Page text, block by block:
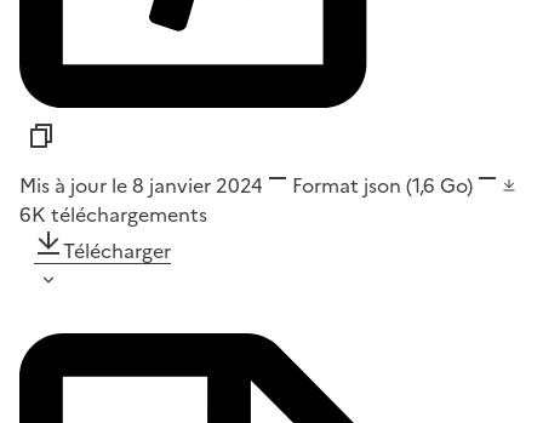
Mis à jour le 8 janvier 2024 Format json (1,6 Go)
6K téléchargements
Télécharger